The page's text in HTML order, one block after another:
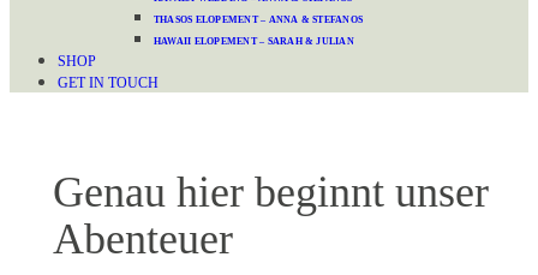
THASOS ELOPEMENT – ANNA & STEFANOS
HAWAII ELOPEMENT – SARAH & JULIAN
SHOP
GET IN TOUCH
Genau hier beginnt unser
Abenteuer